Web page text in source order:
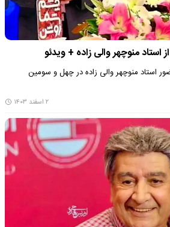
منوچهر والی زاده + ویدئو
استاد منوچهر والی زاده در چهل و سومین
۲ اسفند ۱۴۰۳